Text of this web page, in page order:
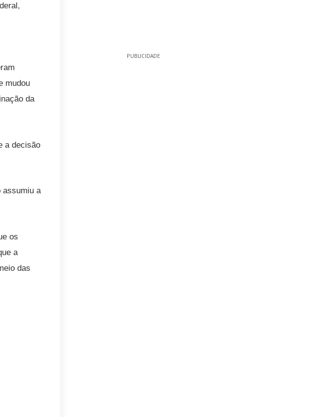
mudou
da
a decisão
assumiu a
os
a
das
PUBLICIDADE